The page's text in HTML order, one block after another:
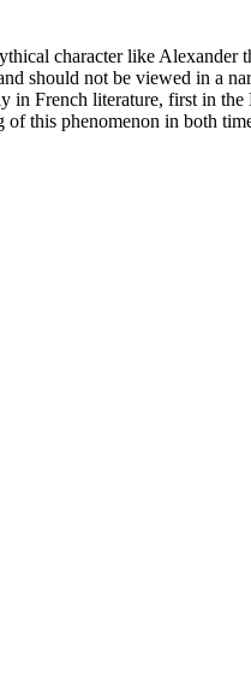
character like Alexander
should not be viewed in a
French literature, first in
of this phenomenon in both